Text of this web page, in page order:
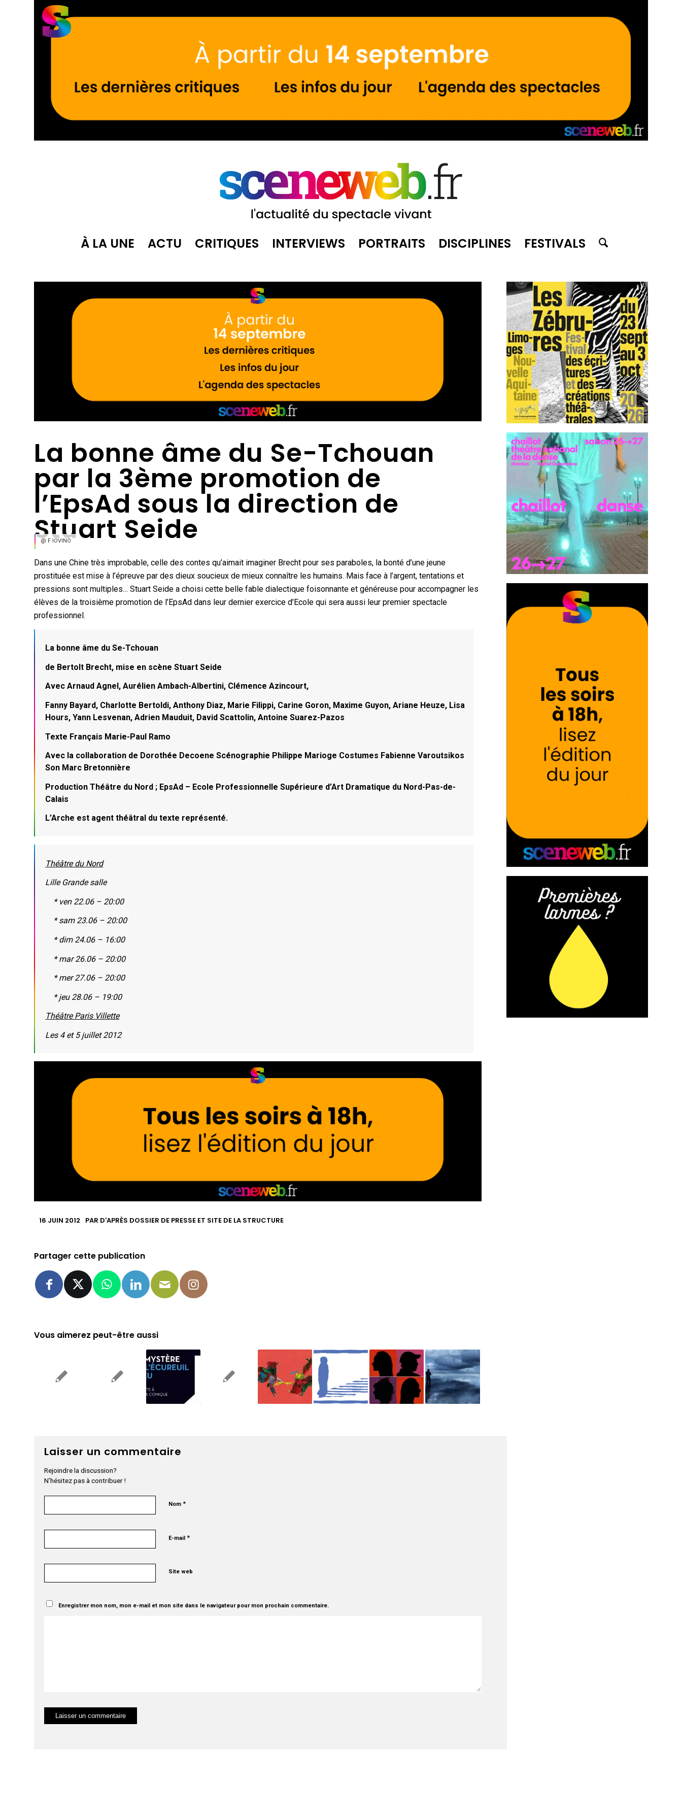
À LA UNE ACTU CRITIQUES INTERVIEWS PORTRAITS DISCIPLINES FESTIVALS
La bonne âme du Se-Tchouan
par la 3ème promotion de
l’EpsAd sous la direction de
Stuart Seide
@ F IOVINO
Dans une Chine très improbable, celle des contes qu’aimait imaginer Brecht pour ses paraboles, la bonté d’une jeune
prostituée est mise à l’épreuve par des dieux soucieux de mieux connaître les humains. Mais face à l’argent, tentations et
pressions sont multiples… Stuart Seide a choisi cette belle fable dialectique foisonnante et généreuse pour accompagner les
élèves de la troisième promotion de l’EpsAd dans leur dernier exercice d’Ecole qui sera aussi leur premier spectacle
professionnel.
La bonne âme du Se-Tchouan
de Bertolt Brecht, mise en scène Stuart Seide
Avec Arnaud Agnel, Aurélien Ambach-Albertini, Clémence Azincourt,
Fanny Bayard, Charlotte Bertoldi, Anthony Diaz, Marie Filippi, Carine Goron, Maxime Guyon, Ariane Heuze, Lisa
Hours, Yann Lesvenan, Adrien Mauduit, David Scattolin, Antoine Suarez-Pazos
Texte Français Marie-Paul Ramo
Avec la collaboration de Dorothée Decoene Scénographie Philippe Marioge Costumes Fabienne Varoutsikos
Son Marc Bretonnière
Production Théâtre du Nord ; EpsAd – Ecole Professionnelle Supérieure d’Art Dramatique du Nord-Pas-de-
Calais
L’Arche est agent théâtral du texte représenté.
Théâtre du Nord
Lille Grande salle
* ven 22.06 – 20:00
* sam 23.06 – 20:00
* dim 24.06 – 16:00
* mar 26.06 – 20:00
* mer 27.06 – 20:00
* jeu 28.06 – 19:00
Théâtre Paris Villette
Les 4 et 5 juillet 2012
16 JUIN 2012 PAR D'APRÈS DOSSIER DE PRESSE ET SITE DE LA STRUCTURE
Partager cette publication
Vous aimerez peut-être aussi
Laisser un commentaire
Rejoindre la discussion?
N’hésitez pas à contribuer !
Nom*
E-mail*
Site web
Enregistrer mon nom, mon e-mail et mon site dans le navigateur pour mon prochain commentaire.